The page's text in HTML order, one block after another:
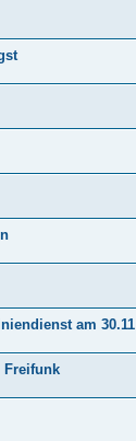
am 30.11
Freifunk